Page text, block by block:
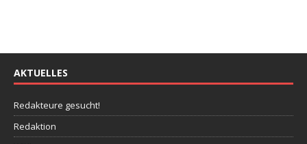
AKTUELLES
Redakteure gesucht!
Redaktion